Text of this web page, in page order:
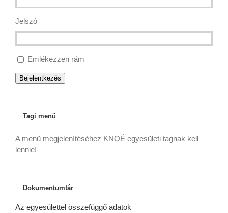
Jelszó
Emlékezzen rám
Bejelentkezés
Tagi menü
A menü megjelenítéséhez KNOÉ egyesületi tagnak kell
lennie!
Dokumentumtár
Az egyesülettel összefüggő adatok